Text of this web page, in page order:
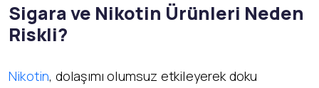
Sigara ve Nikotin Ürünleri Neden
Riskli?
Nikotin, dolaşımı olumsuz etkileyerek doku